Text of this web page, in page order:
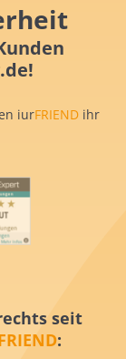
iurFRIEND ihr
seit
: